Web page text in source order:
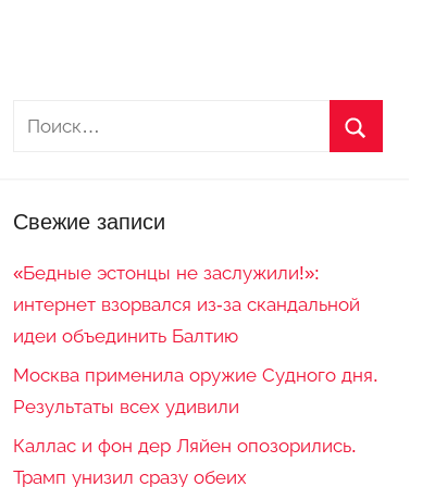
Свежие записи
«Бедные эстонцы не заслужили!»:
интернет взорвался из-за скандальной
идеи объединить Балтию
Москва применила оружие Судного дня.
Результаты всех удивили
Каллас и фон дер Ляйен опозорились.
Трамп унизил сразу обеих